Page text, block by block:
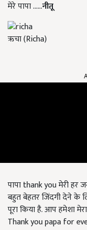
मेरे पापा ......नीतू
ऋचा (Richa)
पापा thank you मेरी
बहुत बेहतर जिंदगी देने के
पूरा किया है. आप हमेशा
Thank you papa for